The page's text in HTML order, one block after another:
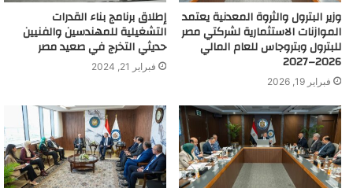
وزير البترول والثروة المعدنية يعتمد
الموازنات الاستثمارية لشركتي مصر
للبترول وبتروجاس للعام المالي
2026–2027
فبراير 19, 2026
إطلاق برنامج بناء القدرات
التشغيلية للمهندسين والفنيين
حديثي التخرج في صعيد مصر
فبراير 21, 2024